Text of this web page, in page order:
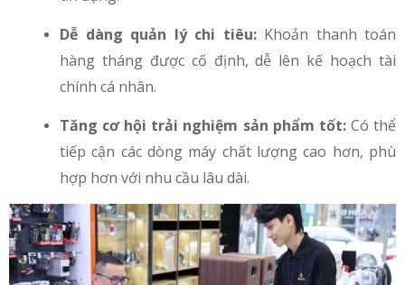
Dễ dàng quản lý chi tiêu: Khoản thanh toán
hàng tháng được cố định, dễ lên kế hoạch tài
chính cá nhân.
Tăng cơ hội trải nghiệm sản phẩm tốt: Có thể
tiếp cận các dòng máy chất lượng cao hơn, phù
hợp hơn với nhu cầu lâu dài.